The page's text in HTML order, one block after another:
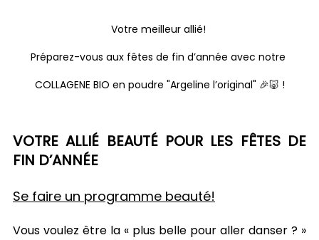
Votre meilleur allié!
Préparez-vous aux fêtes de fin d’année avec notre
COLLAGENE BIO en poudre "Argeline l’original" 🎉🐷 !
VOTRE ALLIÉ BEAUTÉ POUR LES FÊTES DE
FIN D’ANNÉE
Se faire un programme beauté!
Vous voulez être la « plus belle pour aller danser ? »